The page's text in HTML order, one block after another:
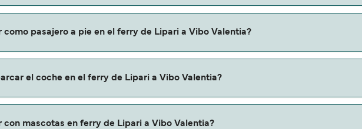
las últimas promociones y descuentos de las compañías navieras.
como pasajero a pie en el ferry de Lipari a Vibo Valentia?
el coche en el ferry de Lipari a Vibo Valentia?
con mascotas en ferry de Lipari a Vibo Valentia?